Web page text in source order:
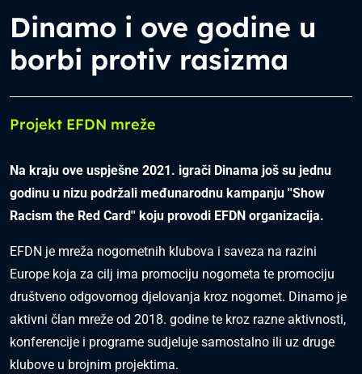
Dinamo i ove godine u
borbi protiv rasizma
Projekt EFDN mreže
Na kraju ove uspješne 2021. igrači Dinama još su jednu
godinu u nizu podržali međunarodnu kampanju ''Show
Racism the Red Card'' koju provodi EFDN organizacija.
EFDN je mreža nogometnih klubova i saveza na razini
Europe koja za cilj ima promociju nogometa te promociju
društveno odgovornog djelovanja kroz nogomet. Dinamo je
aktivni član mreže od 2018. godine te kroz razne aktivnosti,
konferencije i programe sudjeluje samostalno ili uz druge
klubove u brojnim projektima.